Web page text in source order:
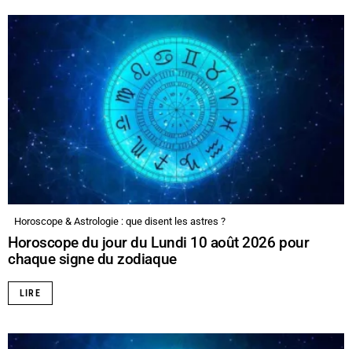
Horoscope & Astrologie : que disent les astres ?
Horoscope du jour du Lundi 10 août 2026 pour
chaque signe du zodiaque
LIRE